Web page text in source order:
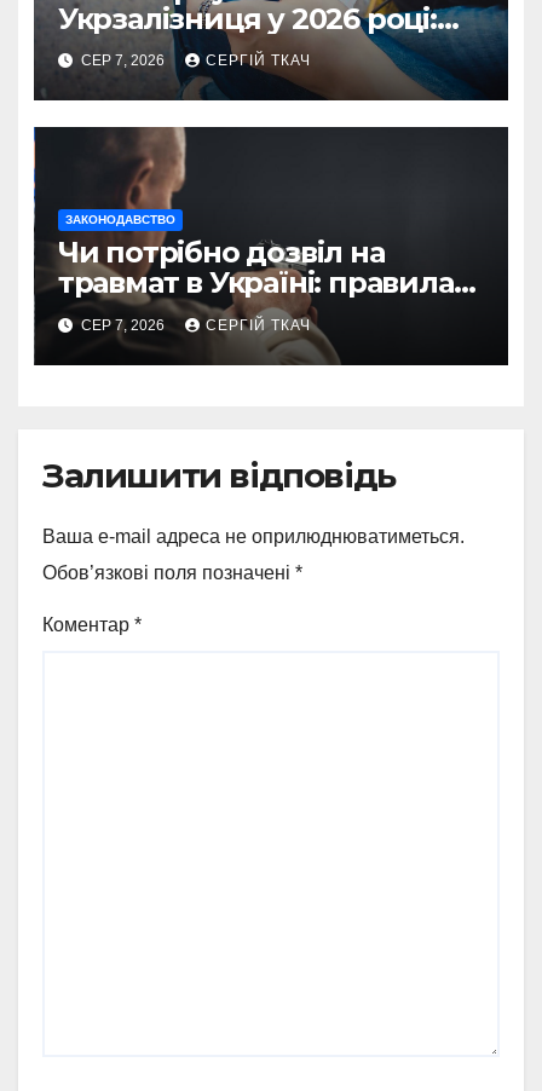
Укрзалізниця у 2026 році:
правила і суми
СЕР 7, 2026 СЕРГІЙ ТКАЧ
ЗАКОНОДАВСТВО
Чи потрібно дозвіл на
травмат в Україні: правила
2026
СЕР 7, 2026 СЕРГІЙ ТКАЧ
Залишити відповідь
Ваша e-mail адреса не оприлюднюватиметься.
Обов’язкові поля позначені *
Коментар *